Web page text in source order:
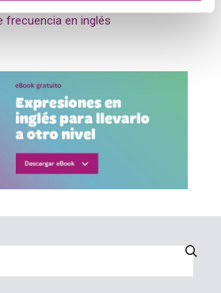
frecuencia en inglés